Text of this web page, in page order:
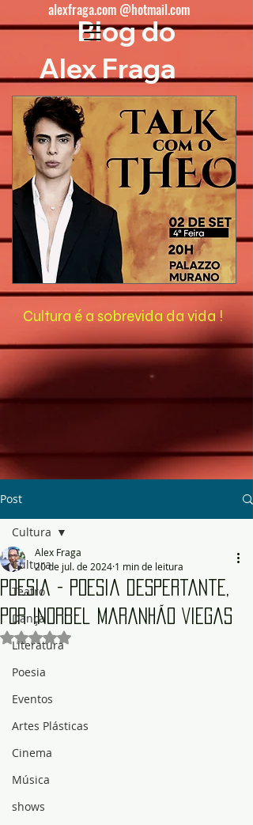
Cultura é a sobrevida da vida !
Blog do
Alex Fraga
alexfraga.com @hotmail.com
Post
Cultura
Teatro
Dança
Literatura
Poesia
Eventos
Artes Plásticas
Cinema
Música
shows
Cultura
Poesia - Poesia despertante,
por Inorbel Maranhão Viegas
Alex Fraga
20 de jul. de 2024 1 min de leitura
Avaliado com NaN de 5 estrelas.